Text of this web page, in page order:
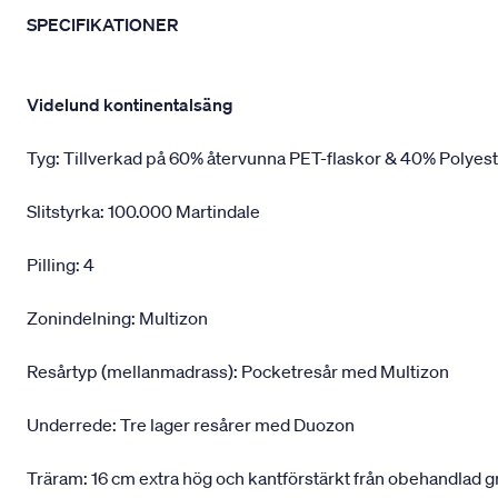
SPECIFIKATIONER
Videlund kontinentalsäng
Tyg: Tillverkad på 60% återvunna PET-flaskor & 40%
Slitstyrka: 100.000 Martindale
Pilling: 4
Zonindelning: Multizon
Resårtyp (mellanmadrass): Pocketresår med Multizon
Underrede: Tre lager resårer med Duozon
Träram: 16 cm extra hög och kantförstärkt från obehandlad